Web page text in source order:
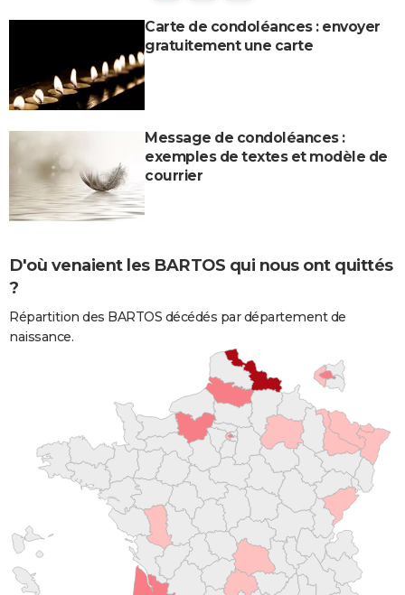
Carte de condoléances : envoyer
gratuitement une carte
Message de condoléances :
exemples de textes et modèle de
courrier
D'où venaient les BARTOS qui nous ont quittés
?
Répartition des BARTOS décédés par département de
naissance.